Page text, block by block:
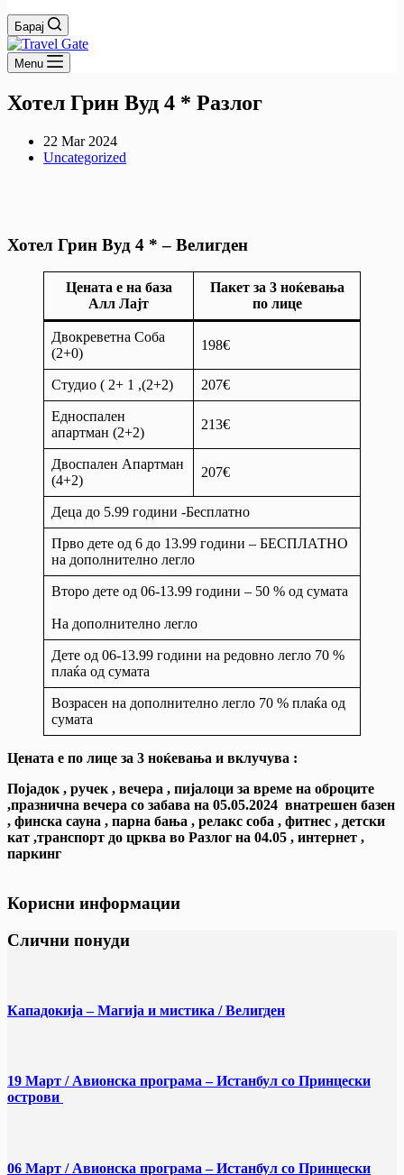
Барај
Menu
Хотел Грин Вуд 4 * Разлог
22 Mar 2024
Uncategorized
Хотел Грин Вуд 4 * – Велигден
Цената е на база
Алл Лајт
Пакет за 3 ноќевања
по лице
Двокреветна Соба
(2+0)
198€
Студио ( 2+ 1 ,(2+2) 207€
Едноспален
апартман (2+2)
213€
Двоспален Апартман
(4+2)
207€
Деца до 5.99 години -Бесплатно
Прво дете од 6 до 13.99 години – БЕСПЛАТНО
на дополнително легло
Второ дете од 06-13.99 години – 50 % од сумата
На дополнително легло
Дете од 06-13.99 години на редовно легло 70 %
плаќа од сумата
Возрасен на дополнително легло 70 % плаќа од
сумата
Цената е по лице за 3 ноќевања и вклучува :
Појадок , ручек , вечера , пијалоци за време на оброците
,празнична вечера со забава на 05.05.2024 внатрешен базен
, финска сауна , парна бања , релакс соба , фитнес , детски
кат ,транспорт до црква во Разлог на 04.05 , интернет ,
паркинг
Корисни информации
Слични понуди
Кападокија – Магија и мистика / Велигден
19 Март / Aвионска програма – Истанбул со Принцески
острови
06 Март / Aвионска програма – Истанбул со Принцески